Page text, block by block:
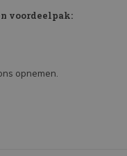
voordeelpak:
opnemen.